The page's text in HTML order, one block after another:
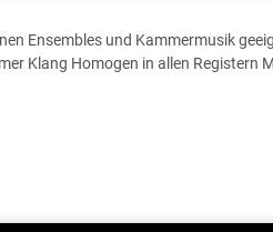
Ensembles und Kammermusik
Klang Homogen in allen Registern